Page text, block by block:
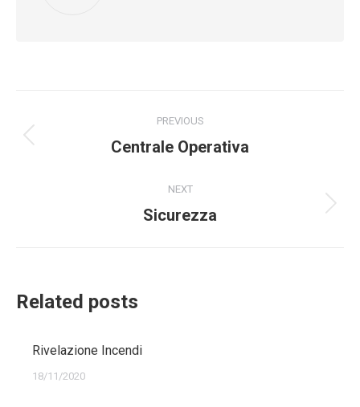
navigation
PREVIOUS
Previous
Centrale Operativa
NEXT
Next
Sicurezza
Related posts
Rivelazione Incendi
18/11/2020